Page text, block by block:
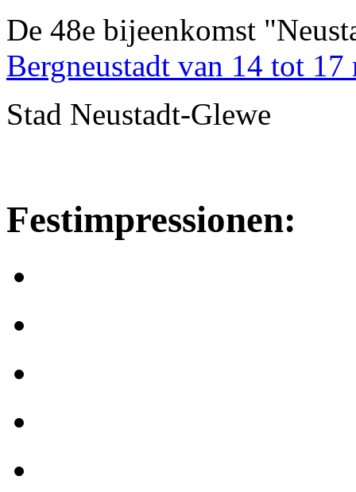
De 48e bijeenkomst
Bergneustadt van 14 tot 17
Stad Neustadt-Glewe
Festimpressionen: